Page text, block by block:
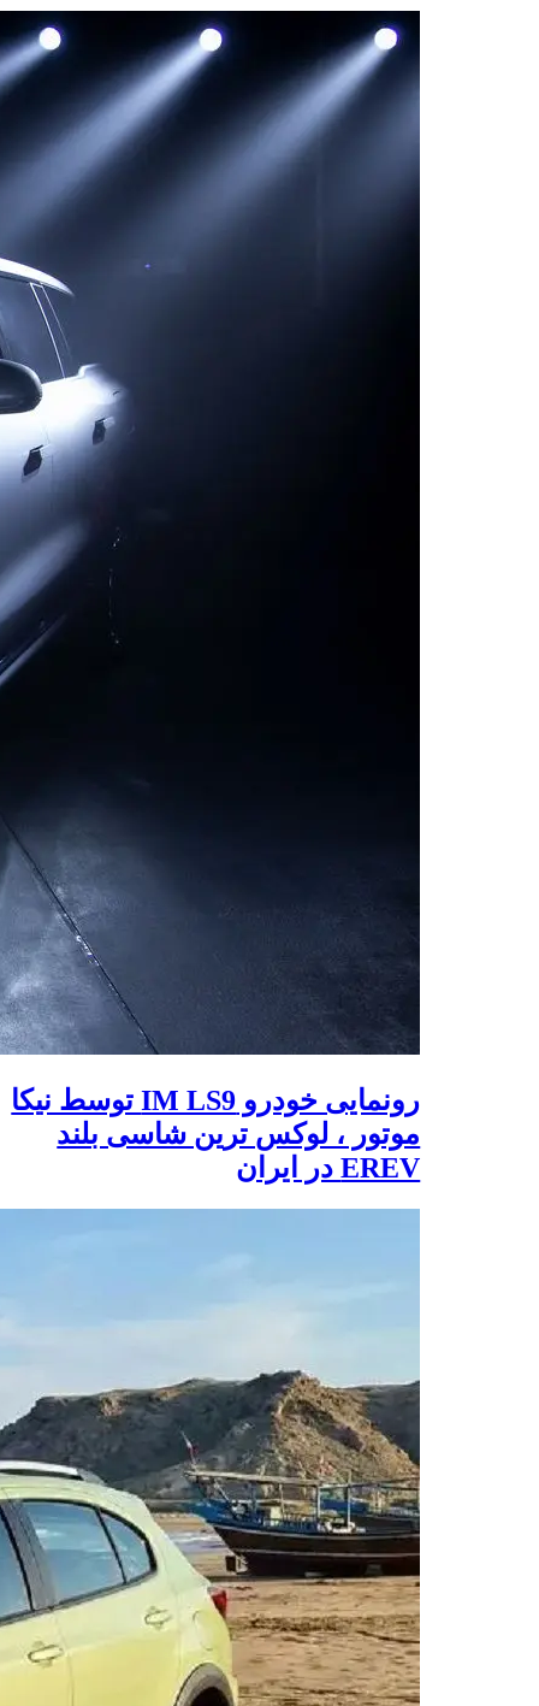
رونمایی خودرو IM LS9 توسط نیکا
موتور ، لوکس ترین شاسی بلند
EREV در ایران